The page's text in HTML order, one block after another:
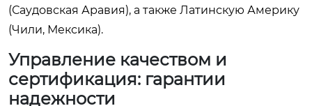
(Саудовская Аравия), а также Латинскую Америку
(Чили, Мексика).
Управление качеством и
сертификация: гарантии
надежности